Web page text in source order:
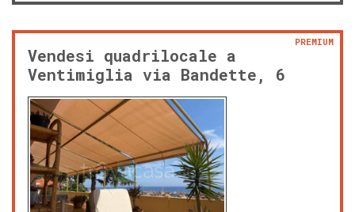
Vendesi quadrilocale a
Ventimiglia via Bandette, 6
PREMIUM